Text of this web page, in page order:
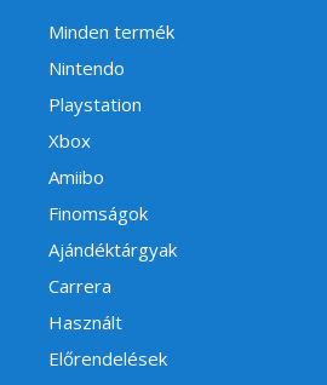
Minden termék
Nintendo
Playstation
Xbox
Amiibo
Finomságok
Ajándéktárgyak
Carrera
Használt
Előrendelések